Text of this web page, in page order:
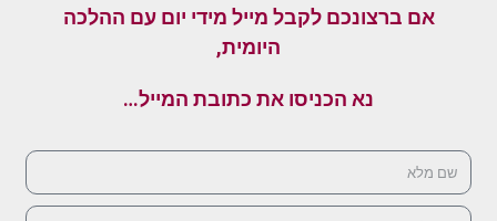
אם ברצונכם לקבל מייל מידי יום עם ההלכה
היומית,
נא הכניסו את כתובת המייל…